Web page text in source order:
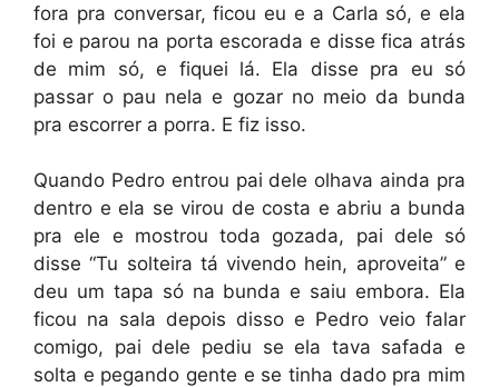
fora pra conversar, ficou eu e a Carla só, e ela
foi e parou na porta escorada e disse fica atrás
de mim só, e fiquei lá. Ela disse pra eu só
passar o pau nela e gozar no meio da bunda
pra escorrer a porra. E fiz isso.
Quando Pedro entrou pai dele olhava ainda pra
dentro e ela se virou de costa e abriu a bunda
pra ele e mostrou toda gozada, pai dele só
disse “Tu solteira tá vivendo hein, aproveita” e
deu um tapa só na bunda e saiu embora. Ela
ficou na sala depois disso e Pedro veio falar
comigo, pai dele pediu se ela tava safada e
solta e pegando gente e se tinha dado pra mim